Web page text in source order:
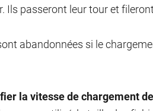
Ils passeront leur tour et
abandonnées si le
la vitesse de chargement